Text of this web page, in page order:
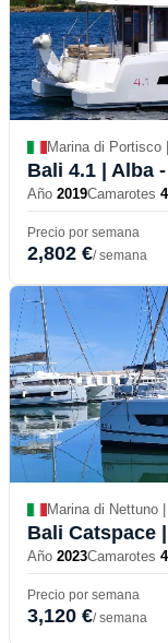
Marina di Portisco
Bali 4.1 | Alba
Año 2019Camarotes 4
Precio por semana
2,802 €/ semana
Marina di Nettuno
Bali Catspace
Año 2023Camarotes 4
Precio por semana
3,120 €/ semana